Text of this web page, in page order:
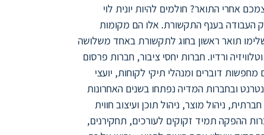
אחרי התואר? חולמים להיות יונית לוי
בענף התקשורת. אלו הם מקומות
תואר ראשון בחוג לתקשורת באחד משלושה
ורדיו. חברות יחסי ציבור, חברות פרסום
מחפשות דוברים ומנהלי תיקי לקוחות, יועצי
ובחברות המדיה נפתחו בשנים האחרונות
ניהול מוצר, ניהול תוכן ועיצוב חווית
ההפקה תמיד זקוקים לעורכים, תחקירנים,